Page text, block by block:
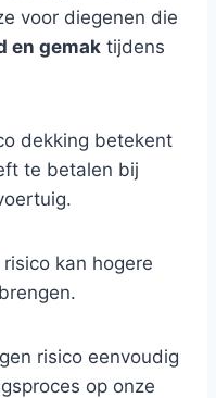
voor diegenen die
en gemak tijdens
dekking betekent
te betalen bij
kan hogere
risico eenvoudig
op onze